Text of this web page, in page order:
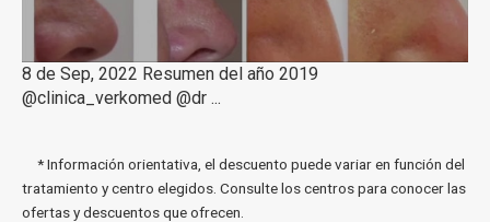
8 de Sep, 2022 Resumen del año 2019
@clinica_verkomed @dr ...
* Información orientativa, el descuento puede variar en función del
tratamiento y centro elegidos. Consulte los centros para conocer las
ofertas y descuentos que ofrecen.